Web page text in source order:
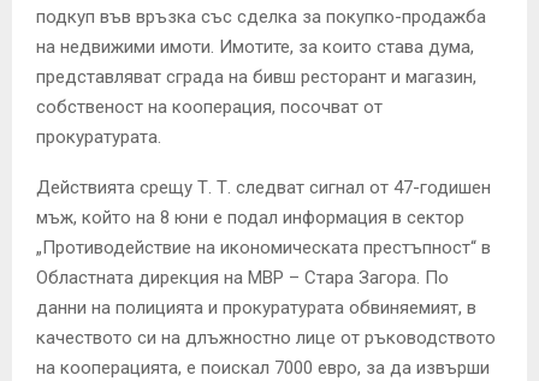
подкуп във връзка със сделка за покупко-продажба
на недвижими имоти. Имотите, за които става дума,
представляват сграда на бивш ресторант и магазин,
собственост на кооперация, посочват от
прокуратурата.
Действията срещу Т. Т. следват сигнал от 47-годишен
мъж, който на 8 юни е подал информация в сектор
„Противодействие на икономическата престъпност“ в
Областната дирекция на МВР – Стара Загора. По
данни на полицията и прокуратурата обвиняемият, в
качеството си на длъжностно лице от ръководството
на кооперацията, е поискал 7000 евро, за да извърши